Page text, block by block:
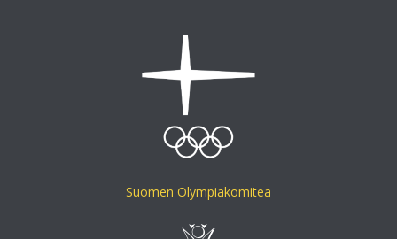
Suomen Olympiakomitea